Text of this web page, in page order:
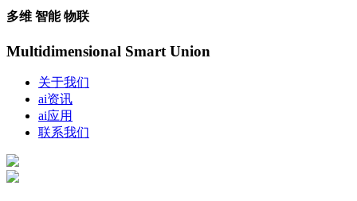
多维 智能 物联
Multidimensional Smart Union
关于我们
ai资讯
ai应用
联系我们